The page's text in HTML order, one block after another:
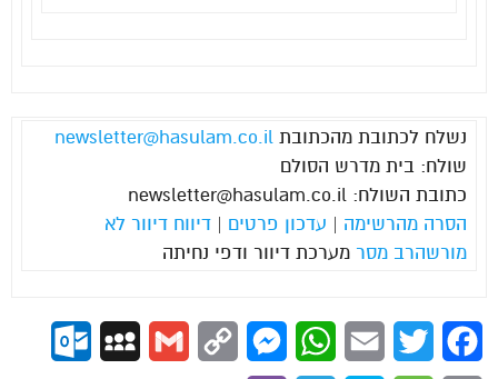
נשלח לכתובת מהכתובת newsletter@hasulam.co.il
שולח: בית מדרש הסולם
כתובת השולח: newsletter@hasulam.co.il
הסרה מהרשימה | עדכון פרטים | דיווח דיוור לא
מורשהרב מסר מערכת דיוור ודפי נחיתה
Facebook
Twitter
Email
WhatsApp
Messenger
Copy
Gmail
MySpace